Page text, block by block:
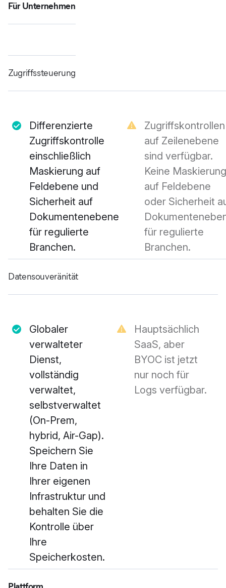
Für Unternehmen
Zugriffssteuerung
Differenzierte
Zugriffskontrolle
einschließlich
Maskierung auf
Feldebene und
Sicherheit auf
Dokumentenebene
für regulierte
Branchen.
Zugriffskontrollen
auf Zeilenebene
sind verfügbar.
Keine Maskierung
auf Feldebene
oder Sicherheit
für regulierte
Branchen.
Datensouveränität
Globaler
verwalteter
Dienst,
vollständig
verwaltet,
selbstverwaltet
(On-Prem,
hybrid, Air-Gap).
Speichern Sie
Ihre Daten in
Ihrer eigenen
Infrastruktur und
behalten Sie die
Kontrolle über
Ihre
Speicherkosten.
Hauptsächlich
SaaS, aber
BYOC ist jetzt
nur noch für
Logs verfügbar.